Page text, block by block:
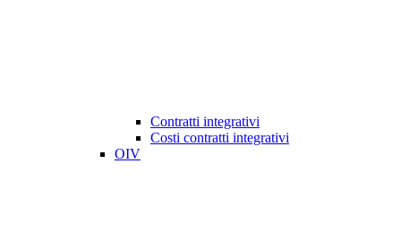
Contratti integrativi
Costi contratti integrativi
OIV